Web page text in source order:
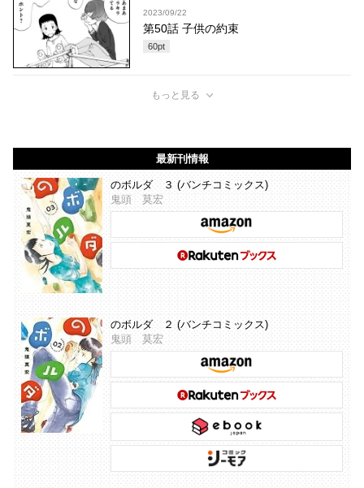
2023/09/22
第50話 子供の約束
60pt
もっと見る
最新刊情報
のボルダ ３ (バンチコミックス)
鬼頭 莫宏
のボルダ ２ (バンチコミックス)
鬼頭 莫宏